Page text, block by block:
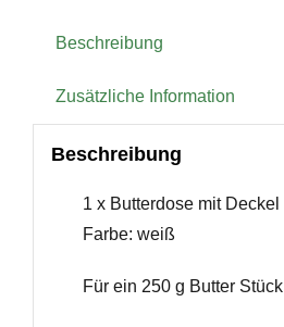
Beschreibung
Zusätzliche Information
Beschreibung
1 x Butterdose mit Deckel
Farbe: weiß
Für ein 250 g Butter Stück